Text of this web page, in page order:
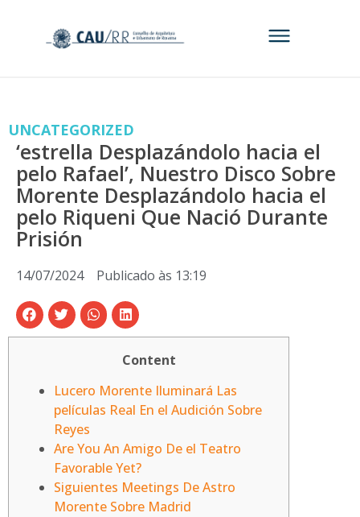
UNCATEGORIZED
‘estrella Desplazándolo hacia el
pelo Rafael’, Nuestro Disco Sobre
Morente Desplazándolo hacia el
pelo Riqueni Que Nació Durante
Prisión
14/07/2024 Publicado às 13:19
Content
Lucero Morente Iluminará Las
películas Real En el Audición Sobre
Reyes
Are You An Amigo De el Teatro
Favorable Yet?
Siguientes Meetings De Astro
Morente Sobre Madrid